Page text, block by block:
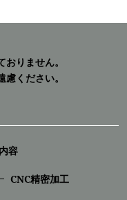
りません。
ください。
容
CNC精密加⼯